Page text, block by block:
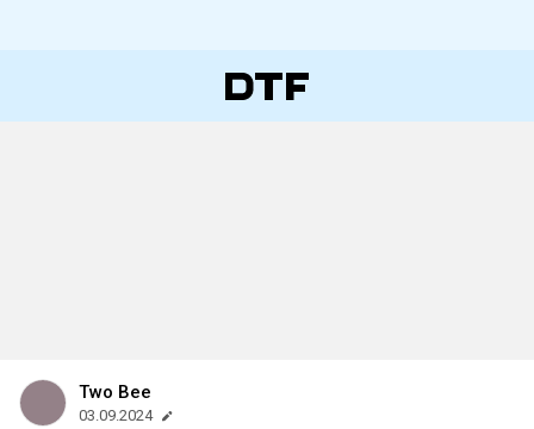
Two Bee
03.09.2024